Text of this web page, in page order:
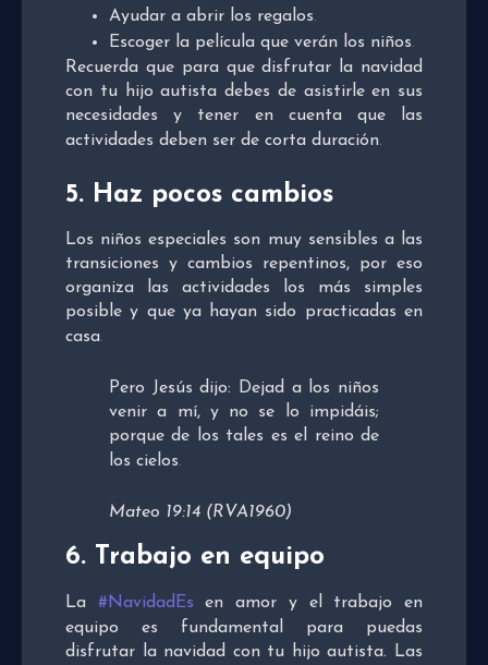
Ayudar a abrir los regalos.
Escoger la película que verán los niños.
Recuerda que para quedisfrutar la navidad
con tu hijo autista debes de asistirle en sus
necesidades y tener en cuenta que las
actividades deben ser de corta duración.
5. Haz pocos cambios
Los niños especiales son muy sensibles a las
transiciones y cambios repentinos, por eso
organiza las actividades los más simples
posible y que ya hayan sido practicadas en
casa.
Pero Jesús dijo: Dejad a los niños
venir a mí, y no se lo impidáis;
porque de los tales es el reino de
los cielos.
Mateo 19:14 (RVA1960)
6. Trabajo en equipo
La #NavidadEs en amor y el trabajo en
equipo es fundamental para puedas
disfrutar la navidad con tu hijo autista. Las